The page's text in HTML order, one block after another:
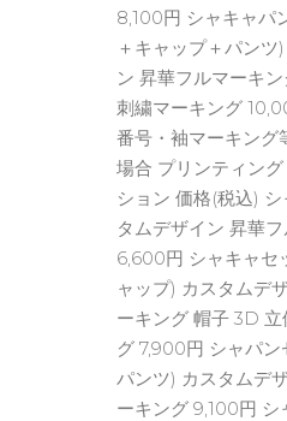
8,100円 シャキャパ
＋キャップ＋パンツ
ン 昇華フルマーキ
刺繍マーキング
番号・袖マーキング
場合 プリンティン
ション 価格(税込)
タムデザイン 昇華
6,600円 シャキャセ
ャップ) カスタムデ
ーキング 帽子 3D
グ 7,900円 シャパン
パンツ) カスタムデ
ーキング 9,100円 シ